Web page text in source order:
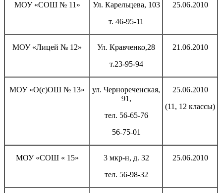
МОУ «СОШ № 11»
Ул. Карельцева, 103
т. 46-95-11
25.06.2010
МОУ «Лицей № 12»
Ул. Кравченко,28
т.23-95-94
21.06.2010
МОУ «О(с)ОШ № 13»
ул. Чернореченская,
91,
тел. 56-65-76
56-75-01
25.06.2010
(11, 12 классы)
МОУ «СОШ « 15»
3 мкр-н, д. 32
тел. 56-98-32
25.06.2010